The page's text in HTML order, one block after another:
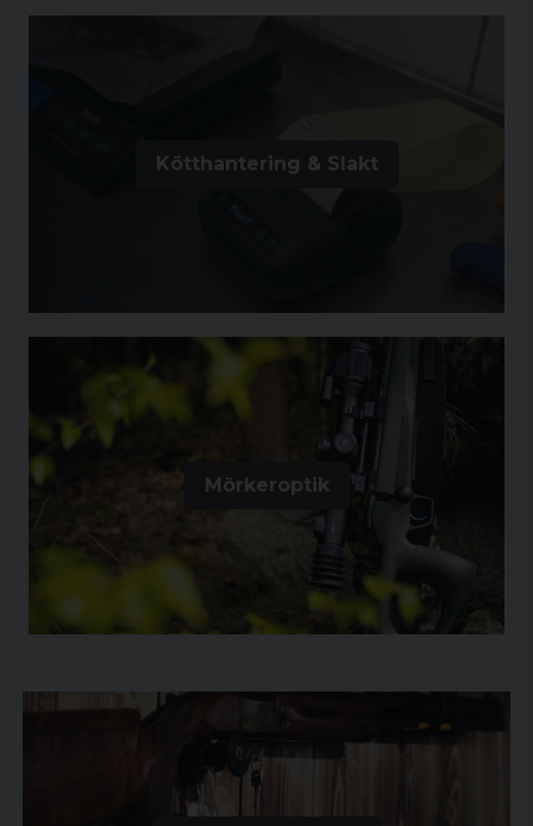
Kötthantering & Slakt
Mörkeroptik